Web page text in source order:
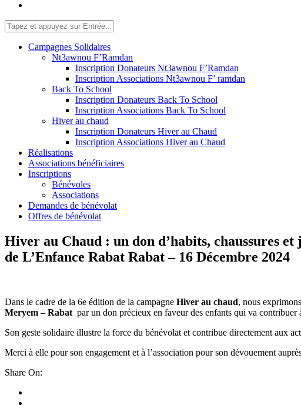
Campagnes Solidaires
Nt3awnou F’Ramdan
Inscription Donateurs Nt3awnou F’Ramdan
Inscription Associations Nt3awnou F’ ramdan
Back To School
Inscription Donateurs Back To School
Inscription Associations Back To School
Hiver au chaud
Inscription Donateurs Hiver au Chaud
Inscription Associations Hiver au Chaud
Réalisations
Associations bénéficiaires
Inscriptions
Bénévoles
Associations
Demandes de bénévolat
Offres de bénévolat
Hiver au Chaud : un don d’habits, chaussures
de L’Enfance Rabat Rabat – 16 Décembre 2024
Dans le cadre de la 6e édition de la campagne Hiver au chaud, nous
Meryem – Rabat par un don précieux en faveur des enfants qui va
Son geste solidaire illustre la force du bénévolat et contribue directement aux
Merci à elle pour son engagement et à l’association pour son dévouement
Share On: